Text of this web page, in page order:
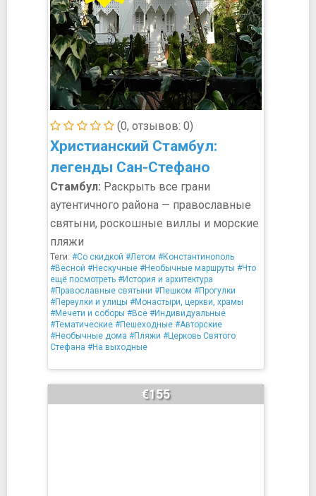
(0, отзывов: 0)
Христианский Стамбул:
легенды Сан-Стефано
Стамбул: Раскрыть все грани
аутентичного района — православные
святыни, роскошные виллы и морские
пляжи
Теги: #Со скидкой #Летом #Константинополь
#Весной #Нескучные #Необычные маршруты #Что
ещё посмотреть #История и архитектура
#Православные святыни #Пешком #Прогулки
#Переулки и улицы #Монастыри, церкви, храмы
#Мечети и соборы #Все #Индивидуальные
#Тематические #Пешеходные #Авторские
#Необычные дома #Пляжи #Церковь Святого
Стефана #На выходные
€155